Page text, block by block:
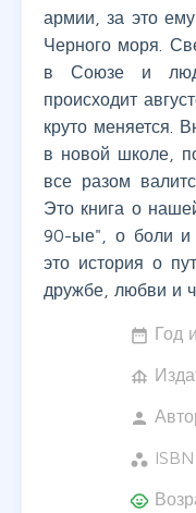
армии, за это
Черного моря.
в Союзе и
происходит
круто меняется.
в новой школе,
все разом
Это книга о
90-ые", о боли и
это история о
дружбе, любви и
date_range Год
foundation
person
workspaces
child_care